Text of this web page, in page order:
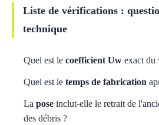
Liste de vérifications :
technique
Quel est le coefficient Uw exact du
Quel est le temps de fabrication
La pose inclut-elle le retrait de
des débris ?